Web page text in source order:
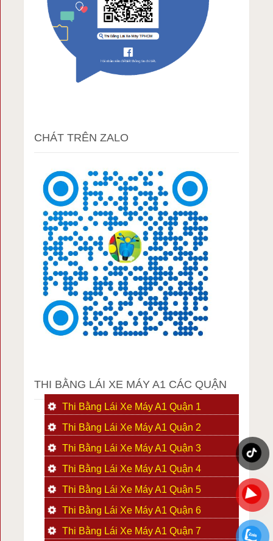
CHÁT TRÊN ZALO
THI BẰNG LÁI XE MÁY A1 CÁC QUẬN
Thi Bằng Lái Xe Máy A1 Quận 1
Thi Bằng Lái Xe Máy A1 Quận 2
Thi Bằng Lái Xe Máy A1 Quận 3
Thi Bằng Lái Xe Máy A1 Quận 4
Thi Bằng Lái Xe Máy A1 Quận 5
Thi Bằng Lái Xe Máy A1 Quận 6
Thi Bằng Lái Xe Máy A1 Quận 7